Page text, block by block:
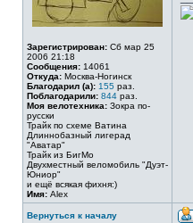
Зарегистрирован: Сб мар 25
2006 21:18
Сообщения: 14061
Откуда: Москва-Ногинск
Благодарил (а): 155 раз.
Поблагодарили: 844 раз.
Моя велотехника: Зокра по-
русски
Трайк по схеме Ватина
Длиннобазный лигерад
"Аватар"
Трайк из БигМо
Двухместный веломобиль "Дуэт-
Юниор"
и ещё всякая фихня:)
Имя: Alex
Вернуться к началу